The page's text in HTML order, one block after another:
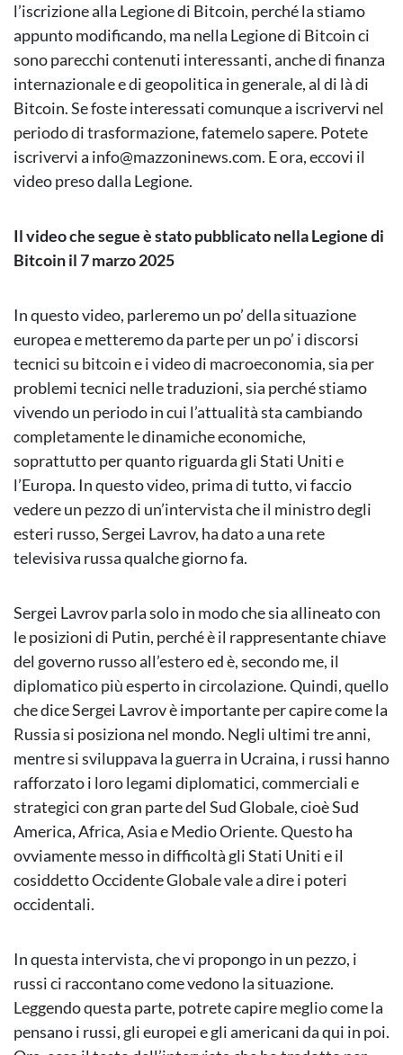
l’iscrizione alla Legione di Bitcoin, perché la stiamo
appunto modificando, ma nella Legione di Bitcoin ci
sono parecchi contenuti interessanti, anche di finanza
internazionale e di geopolitica in generale, al di là di
Bitcoin. Se foste interessati comunque a iscrivervi nel
periodo di trasformazione, fatemelo sapere. Potete
iscrivervi a info@mazzoninews.com. E ora, eccovi il
video preso dalla Legione.
Il video che segue è stato pubblicato nella Legione di
Bitcoin il 7 marzo 2025
In questo video, parleremo un po’ della situazione
europea e metteremo da parte per un po’ i discorsi
tecnici su bitcoin e i video di macroeconomia, sia per
problemi tecnici nelle traduzioni, sia perché stiamo
vivendo un periodo in cui l’attualità sta cambiando
completamente le dinamiche economiche,
soprattutto per quanto riguarda gli Stati Uniti e
l’Europa. In questo video, prima di tutto, vi faccio
vedere un pezzo di un’intervista che il ministro degli
esteri russo, Sergei Lavrov, ha dato a una rete
televisiva russa qualche giorno fa.
Sergei Lavrov parla solo in modo che sia allineato con
le posizioni di Putin, perché è il rappresentante chiave
del governo russo all’estero ed è, secondo me, il
diplomatico più esperto in circolazione. Quindi, quello
che dice Sergei Lavrov è importante per capire come la
Russia si posiziona nel mondo. Negli ultimi tre anni,
mentre si sviluppava la guerra in Ucraina, i russi hanno
rafforzato i loro legami diplomatici, commerciali e
strategici con gran parte del Sud Globale, cioè Sud
America, Africa, Asia e Medio Oriente. Questo ha
ovviamente messo in difficoltà gli Stati Uniti e il
cosiddetto Occidente Globale vale a dire i poteri
occidentali.
In questa intervista, che vi propongo in un pezzo, i
russi ci raccontano come vedono la situazione.
Leggendo questa parte, potrete capire meglio come la
pensano i russi, gli europei e gli americani da qui in poi.